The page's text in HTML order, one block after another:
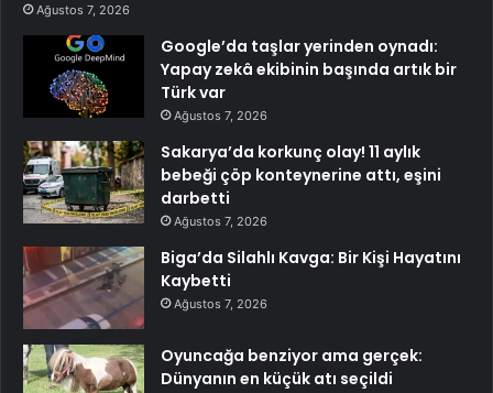
Ağustos 7, 2026
Google’da taşlar yerinden oynadı:
Yapay zekâ ekibinin başında artık bir
Türk var
Ağustos 7, 2026
Sakarya’da korkunç olay! 11 aylık
bebeği çöp konteynerine attı, eşini
darbetti
Ağustos 7, 2026
Biga’da Silahlı Kavga: Bir Kişi Hayatını
Kaybetti
Ağustos 7, 2026
Oyuncağa benziyor ama gerçek:
Dünyanın en küçük atı seçildi